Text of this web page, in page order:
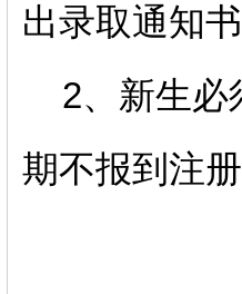
出录取通知书
2、新生必
期不报到注